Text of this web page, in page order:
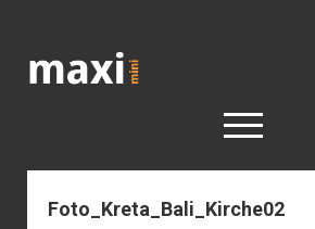
open
< work
Foto_Kreta_Bali_Kirche02